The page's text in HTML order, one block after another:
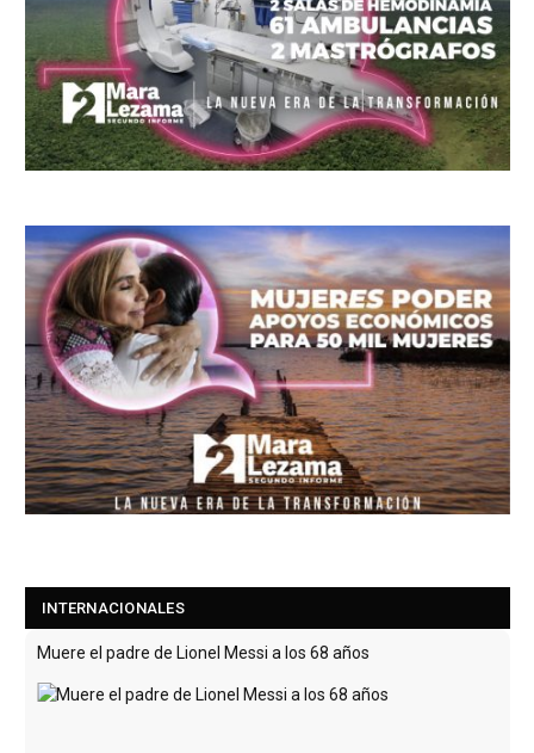
INTERNACIONALES
Muere el padre de Lionel Messi a los 68 años